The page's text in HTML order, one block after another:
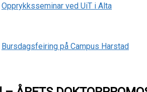
Opprykksseminar ved UiT i Alta
Bursdagsfeiring på Campus Harstad